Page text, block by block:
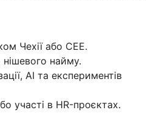
Чехії або CEE.
найму.
AI та експериментів
участі в HR-проєктах.